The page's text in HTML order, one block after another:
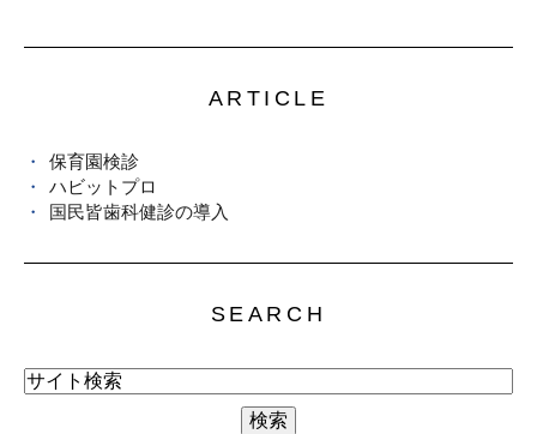
ARTICLE
保育園検診
ハビットプロ
国民皆歯科健診の導入
SEARCH